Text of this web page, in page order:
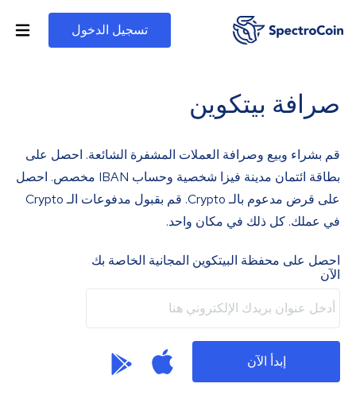
تسجيل الدخول
صرافة بيتكوين
قم بشراء وبيع وصرافة العملات المشفرة الشائعة. احصل على
بطاقة ائتمان مدينة فيزا شخصية وحساب IBAN مخصص. احصل
على قرض مدعوم بالـ Crypto. قم بقبول مدفوعات الـ Crypto
في عملك. كل ذلك في مكان واحد.
احصل على محفظة البيتكوين المجانية الخاصة بك
الآن
إبدأ الآن